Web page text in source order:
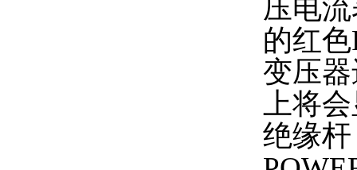
压电
的红
变压
上将
绝缘